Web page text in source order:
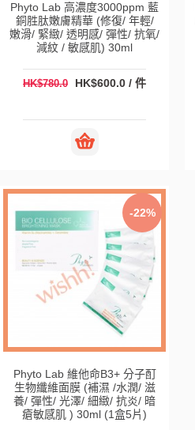
Phyto Lab 高濃度3000ppm 藍
銅胜肽嫩膚精華 (修復/ 年輕/
嫩滑/ 緊緻/ 透明感/ 彈性/ 抗氧/
減紋 / 敏感肌) 30ml
HK$780.0 HK$600.0 / 件
-22%
Phyto Lab 維他命B3+ 分子酊
生物纖維面膜 (補濕 /水潤/ 滋
養/ 彈性/ 光澤/ 細緻/ 抗炎/ 暗
瘡敏感肌 ) 30ml (1盒5片)